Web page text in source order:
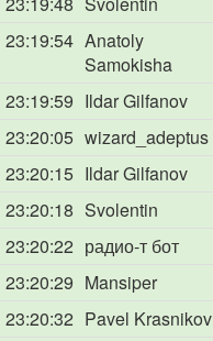
23:19:54 Anatoly
Samokisha
23:19:59 Ildar Gilfanov
23:20:05 wizard_adeptus
23:20:15 Ildar Gilfanov
23:20:18 Svolentin
23:20:22 радио-т бот
23:20:29 Mansiper
23:20:32 Pavel Krasnikov